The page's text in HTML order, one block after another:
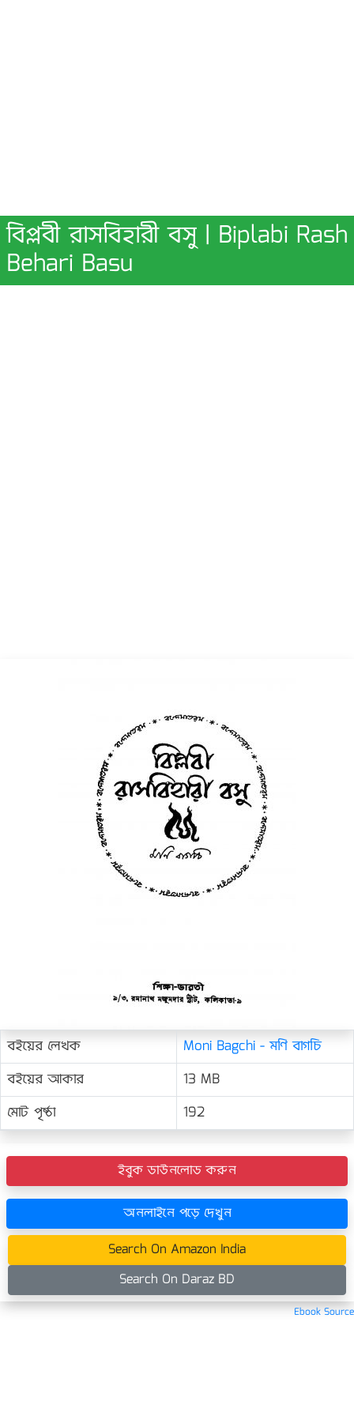
বিপ্লবী রাসবিহারী বসু | Biplabi Rash
Behari Basu
বইয়ের লেখক
Moni Bagchi - মণি বাগচি
বইয়ের আকার
13 MB
মোট পৃষ্ঠা
192
ইবুক ডাউনলোড করুন
অনলাইনে পড়ে দেখুন
Search On Amazon India
Search On Daraz BD
Ebook Source